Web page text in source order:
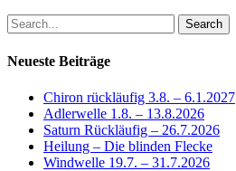
Search
Neueste Beiträge
Chiron rückläufig 3.8. – 6.1.2027
Adlerwelle 1.8. – 13.8.2026
Saturn Rückläufig – 26.7.2026
Heilung – Die blinden Flecke
Windwelle 19.7. – 31.7.2026